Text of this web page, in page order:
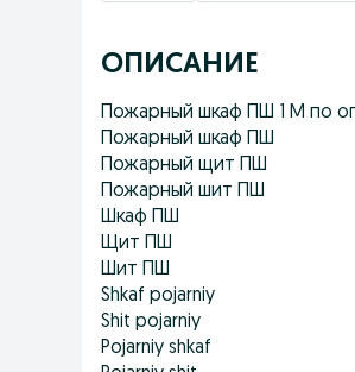
ОПИСАНИЕ
Пожарный шкаф ПШ 1 М по
Пожарный шкаф ПШ
Пожарный щит ПШ
Пожарный шит ПШ
Шкаф ПШ
Щит ПШ
Шит ПШ
Shkaf pojarniy
Shit pojarniy
Pojarniy shkaf